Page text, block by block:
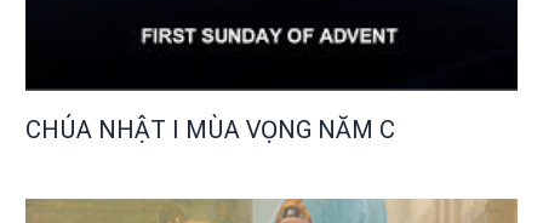
CHÚA NHẬT I MÙA VỌNG NĂM C